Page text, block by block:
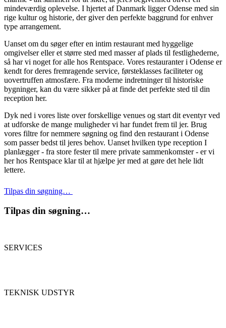
mindeværdig oplevelse. I hjertet af Danmark ligger Odense med sin
rige kultur og historie, der giver den perfekte baggrund for enhver
type arrangement.
Uanset om du søger efter en intim restaurant med hyggelige
omgivelser eller et større sted med masser af plads til festlighederne,
så har vi noget for alle hos Rentspace. Vores restauranter i Odense er
kendt for deres fremragende service, førsteklasses faciliteter og
uovertruffen atmosfære. Fra moderne indretninger til historiske
bygninger, kan du være sikker på at finde det perfekte sted til din
reception her.
Dyk ned i vores liste over forskellige venues og start dit eventyr ved
at udforske de mange muligheder vi har fundet frem til jer. Brug
vores filtre for nemmere søgning og find den restaurant i Odense
som passer bedst til jeres behov. Uanset hvilken type reception I
planlægger - fra store fester til mere private sammenkomster - er vi
her hos Rentspace klar til at hjælpe jer med at gøre det hele lidt
lettere.
Tilpas din søgning…
Tilpas din søgning…
SERVICES
TEKNISK UDSTYR